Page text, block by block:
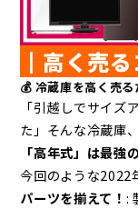
┃高く
💰 冷蔵庫を高く売
「引越しでサイズ
た」そんな冷蔵庫
「高年式」は最強
今回のような2022
パーツを揃えて！ :